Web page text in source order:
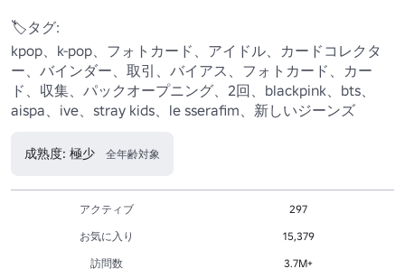
🏷️タグ:
kpop、k-pop、フォトカード、アイドル、カードコレクタ
ー、バインダー、取引、バイアス、フォトカード、カー
ド、収集、パックオープニング、2回、blackpink、bts、
aispa、ive、stray kids、le sserafim、新しいジーンズ
成熟度: 極少 全年齢対象
アクティブ
297
お気に入り
15,379
訪問数
3.7M+